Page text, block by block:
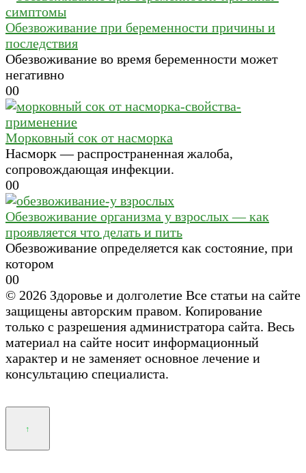
Обезвоживание при беременности причины и
последствия
Обезвоживание во время беременности может
негативно
00
Морковный сок от насморка
Насморк — распространенная жалоба,
сопровождающая инфекции.
00
Обезвоживание организма у взрослых — как
проявляется что делать и пить
Обезвоживание определяется как состояние, при
котором
00
© 2026 Здоровье и долголетие Все статьи на сайте
защищены авторским правом. Копирование
только с разрешения администратора сайта. Весь
материал на сайте носит информационный
характер и не заменяет основное лечение и
консультацию специалиста.